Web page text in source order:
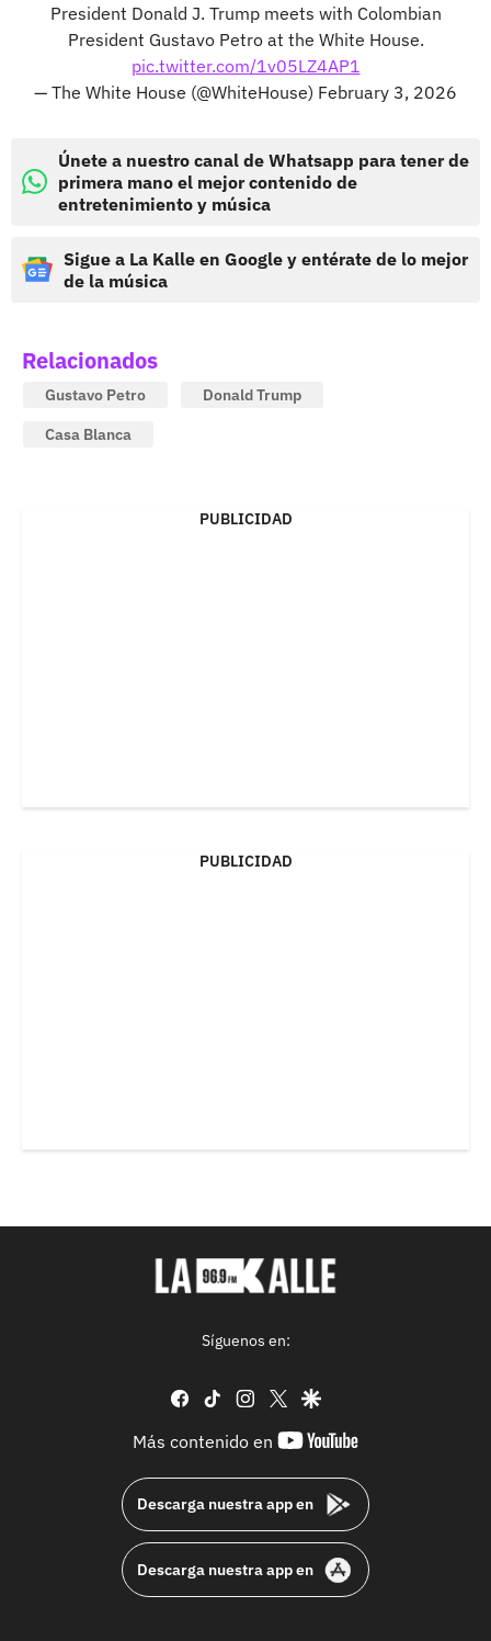
President Donald J. Trump meets with Colombian
President Gustavo Petro at the White House.
pic.twitter.com/1v05LZ4AP1
— The White House (@WhiteHouse) February 3, 2026
Únete a nuestro canal de Whatsapp para tener de
primera mano el mejor contenido de
entretenimiento y música
Sigue a La Kalle en Google y entérate de lo mejor
de la música
Relacionados
Gustavo Petro
Donald Trump
Casa Blanca
PUBLICIDAD
PUBLICIDAD
Síguenos en:
facebook
tiktok instagram
twittergoogle
Más contenido en
youtube-
Descarga nuestra app en
Descarga nuestra app en